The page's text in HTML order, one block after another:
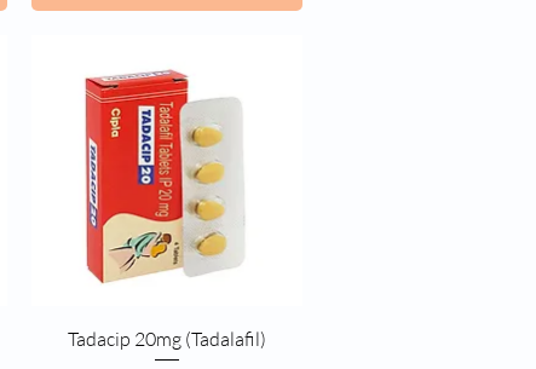
Vista rápida
Tadacip 20mg (Tadalafil)